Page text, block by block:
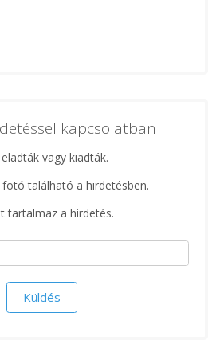
kapcsolatban
vagy kiadták.
fotó található a hirdetésben.
tartalmaz a hirdetés.